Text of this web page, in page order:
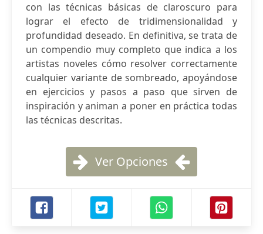
con las técnicas básicas de claroscuro para
lograr el efecto de tridimensionalidad y
profundidad deseado. En definitiva, se trata de
un compendio muy completo que indica a los
artistas noveles cómo resolver correctamente
cualquier variante de sombreado, apoyándose
en ejercicios y pasos a paso que sirven de
inspiración y animan a poner en práctica todas
las técnicas descritas.
Ver Opciones